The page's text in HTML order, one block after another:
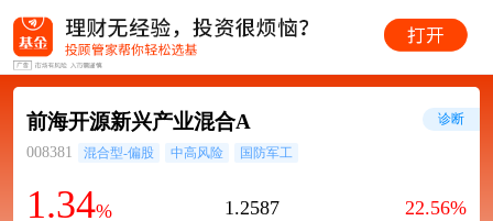
前海开源新兴产业混合A
008381 混合型-偏股 中高风险 国防军工
1.34% 1.2587 22.56%
诊断